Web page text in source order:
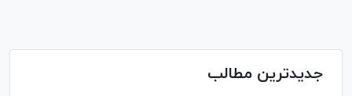
جدیدترین مطالب